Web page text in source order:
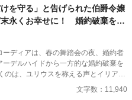
しています。
を守る」と告げられた伯爵令嬢
末永くお幸せに！ 婚約破棄を止
たします！
ディアは、春の舞踏会の夜、婚約者
デルハイドから一方的な婚約破棄を
った。 だが、イリアスは
支配し、したたかな反撃を開始す
文字数：11,940